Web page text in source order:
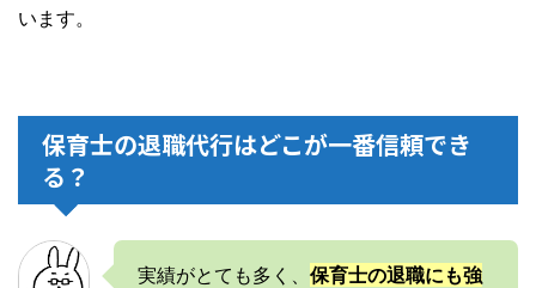
います。
保育士の退職代行はどこが一番信頼でき
る？
実績がとても多く、 保育士の退職にも強